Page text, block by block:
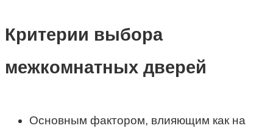
Критерии выбора
межкомнатных дверей
Основным фактором, влияющим как на